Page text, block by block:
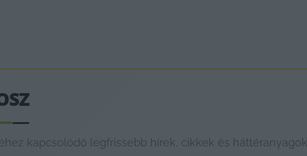
kapcsolódó legfrissebb hírek, cikkek és háttéranyagok.